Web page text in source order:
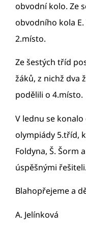
obvodní kolo. Ze
obvodního kola
2.místo.
Ze šestých tříd
žáků, z nichž dva
podělili o 4.místo.
V lednu se
olympiády 5.tříd,
Foldyna, Š. Šorm
úspěšnými řešiteli.
Blahopřejeme a
A. Jelínková